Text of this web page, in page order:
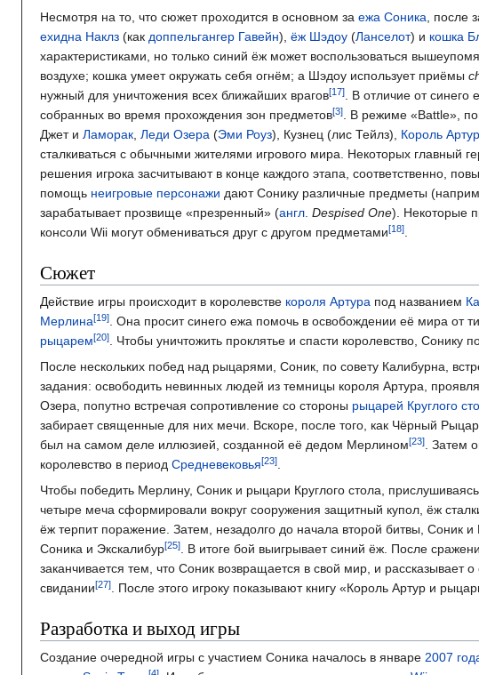
Несмотря на то, что сюжет проходится в основном за ежа Соника , после
ехидна Наклз (как доппельгангер Гавейн), ёж Шэдоу (Ланселот) и кошка
характеристиками, но только синий ёж может воспользоваться
воздухе; кошка умеет окружать себя огнём; а Шэдоу использует приёмы
нужный для уничтожения всех ближайших врагов
. В отличие от
собранных во время прохождения зон предметов
. В режиме «Battle»,
Джет и Ламорак Леди Озера (Эми Роуз), Кузнец (лис Тейлз), Король Артур
сталкиваться с обычными жителями игрового мира. Некоторых главный
решения игрока засчитывают в конце каждого этапа, соответственно,
помощь неигровые персонажи дают Сонику различные предметы
зарабатывает прозвище «презренный» (англ. Despised One). Некоторые
консоли Wii могут обмениваться друг с другом предметами
Сюжет
Действие игры происходит в королевстве короля Артура под названием
Мерлина
. Она просит синего ежа помочь в освобождении её мира от
рыцарем
. Чтобы уничтожить проклятье и спасти королевство, Сонику
После нескольких побед над рыцарями, Соник, по совету Калибурна,
задания: освободить невинных людей из темницы короля Артура,
Озера, попутно встречая сопротивление со стороны рыцарей Круглого
забирает священные для них мечи. Вскоре, после того, как Чёрный
был на самом деле иллюзией, созданной её дедом Мерлином
. Затем
королевство в период Средневековья
Чтобы победить Мерлину, Соник и рыцари Круглого стола,
четыре меча сформировали вокруг сооружения защитный купол, ёж
ёж терпит поражение. Затем, незадолго до начала второй битвы,
Соника и Экскалибур
. В итоге бой выигрывает синий ёж. После
заканчивается тем, что Соник возвращается в свой мир, и
свидании
. После этого игроку показывают книгу «Король Артур и
Разработка и выход игры
Создание очередной игры с участием Соника началось в январе 2007